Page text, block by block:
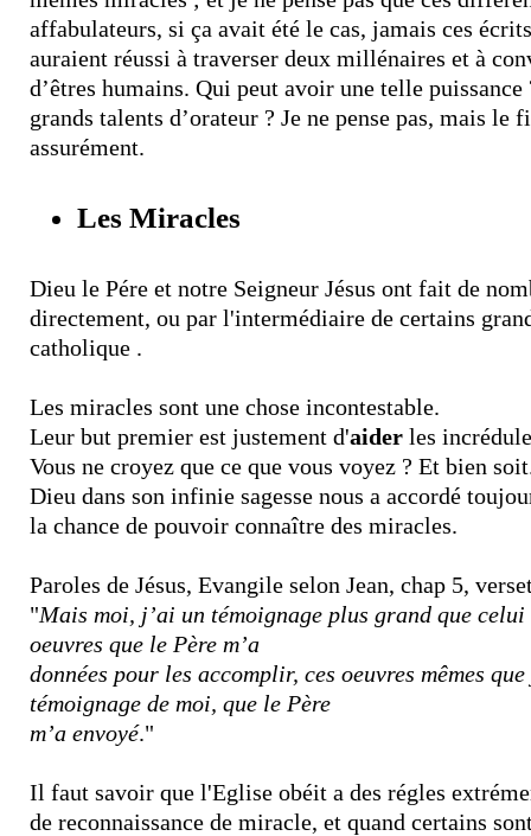
affabulateurs, si ça avait été le cas, jamais ces
auraient réussi à traverser deux millénaires et à
d’êtres humains. Qui peut avoir une telle
grands talents d’orateur ? Je ne pense pas, mais le
assurément.
Les Miracles
Dieu le Pére et notre Seigneur Jésus ont fait de
directement, ou par l'intermédiaire de certains
catholique .
Les miracles sont une chose incontestable.
Leur but premier est justement d'aider les
Vous ne croyez que ce que vous voyez ? Et bien
Dieu dans son infinie sagesse nous a accordé
la chance de pouvoir connaître des miracles.
Paroles de Jésus, Evangile selon Jean, chap 5,
"Mais moi, j’ai un témoignage plus grand que
oeuvres que le Père m’a
données pour les accomplir, ces oeuvres mêmes
témoignage de moi, que le Père
m’a envoyé."
Il faut savoir que l'Eglise obéit a des régles
de reconnaissance de miracle, et quand certains